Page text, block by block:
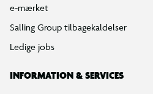
e-mærket
Salling Group tilbagekaldelser
Ledige jobs
INFORMATION & SERVICES